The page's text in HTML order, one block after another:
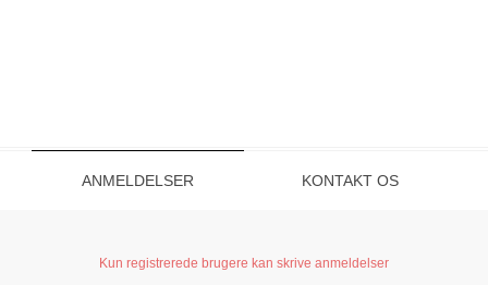
ANMELDELSER KONTAKT OS
Kun registrerede brugere kan skrive anmeldelser